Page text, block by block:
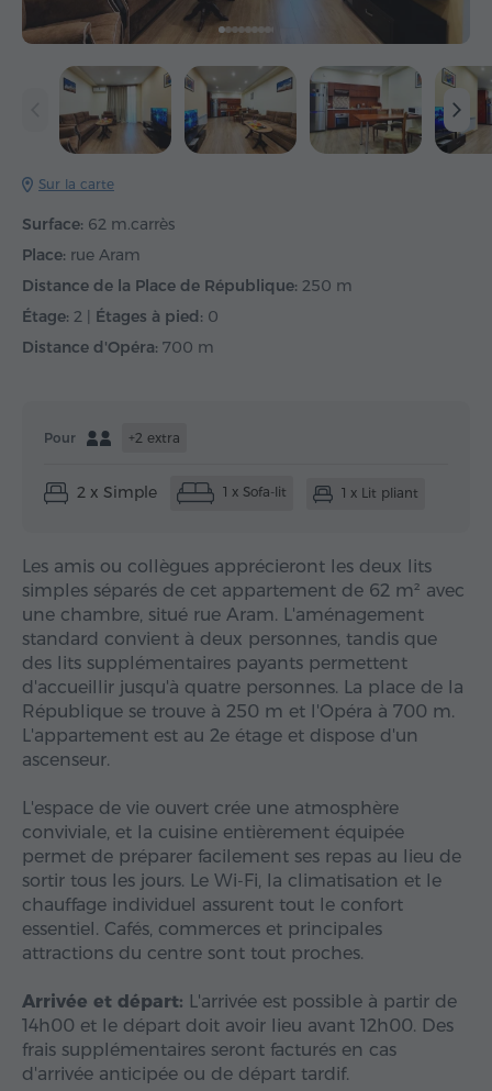
Sur la carte
Surface: 62 m.carrès
Place: rue Aram
Distance de la Place de République: 250 m
Étage: 2 | Étages à pied: 0
Distance d'Opéra: 700 m
Pour +2 extra
2 x Simple 1 x Sofa-lit 1 x Lit pliant
Les amis ou collègues apprécieront les deux lits
simples séparés de cet appartement de 62 m² avec
une chambre, situé rue Aram. L'aménagement
standard convient à deux personnes, tandis que
des lits supplémentaires payants permettent
d'accueillir jusqu'à quatre personnes. La place de la
République se trouve à 250 m et l'Opéra à 700 m.
L'appartement est au 2e étage et dispose d'un
ascenseur.
L'espace de vie ouvert crée une atmosphère
conviviale, et la cuisine entièrement équipée
permet de préparer facilement ses repas au lieu de
sortir tous les jours. Le Wi-Fi, la climatisation et le
chauffage individuel assurent tout le confort
essentiel. Cafés, commerces et principales
attractions du centre sont tout proches.
Arrivée et départ: L'arrivée est possible à partir de
14h00 et le départ doit avoir lieu avant 12h00. Des
frais supplémentaires seront facturés en cas
d'arrivée anticipée ou de départ tardif.